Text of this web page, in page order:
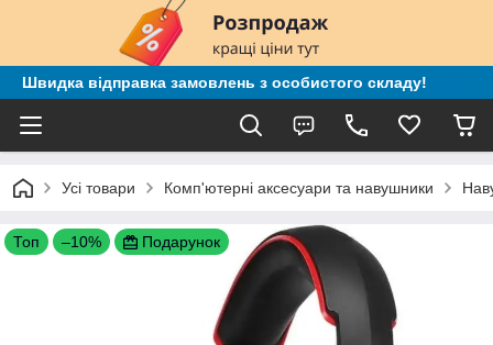
Швидка відправка замовлень з особистого складу!
Усі товари Комп'ютерні аксесуари та навушники
Топ –10% Подарунок